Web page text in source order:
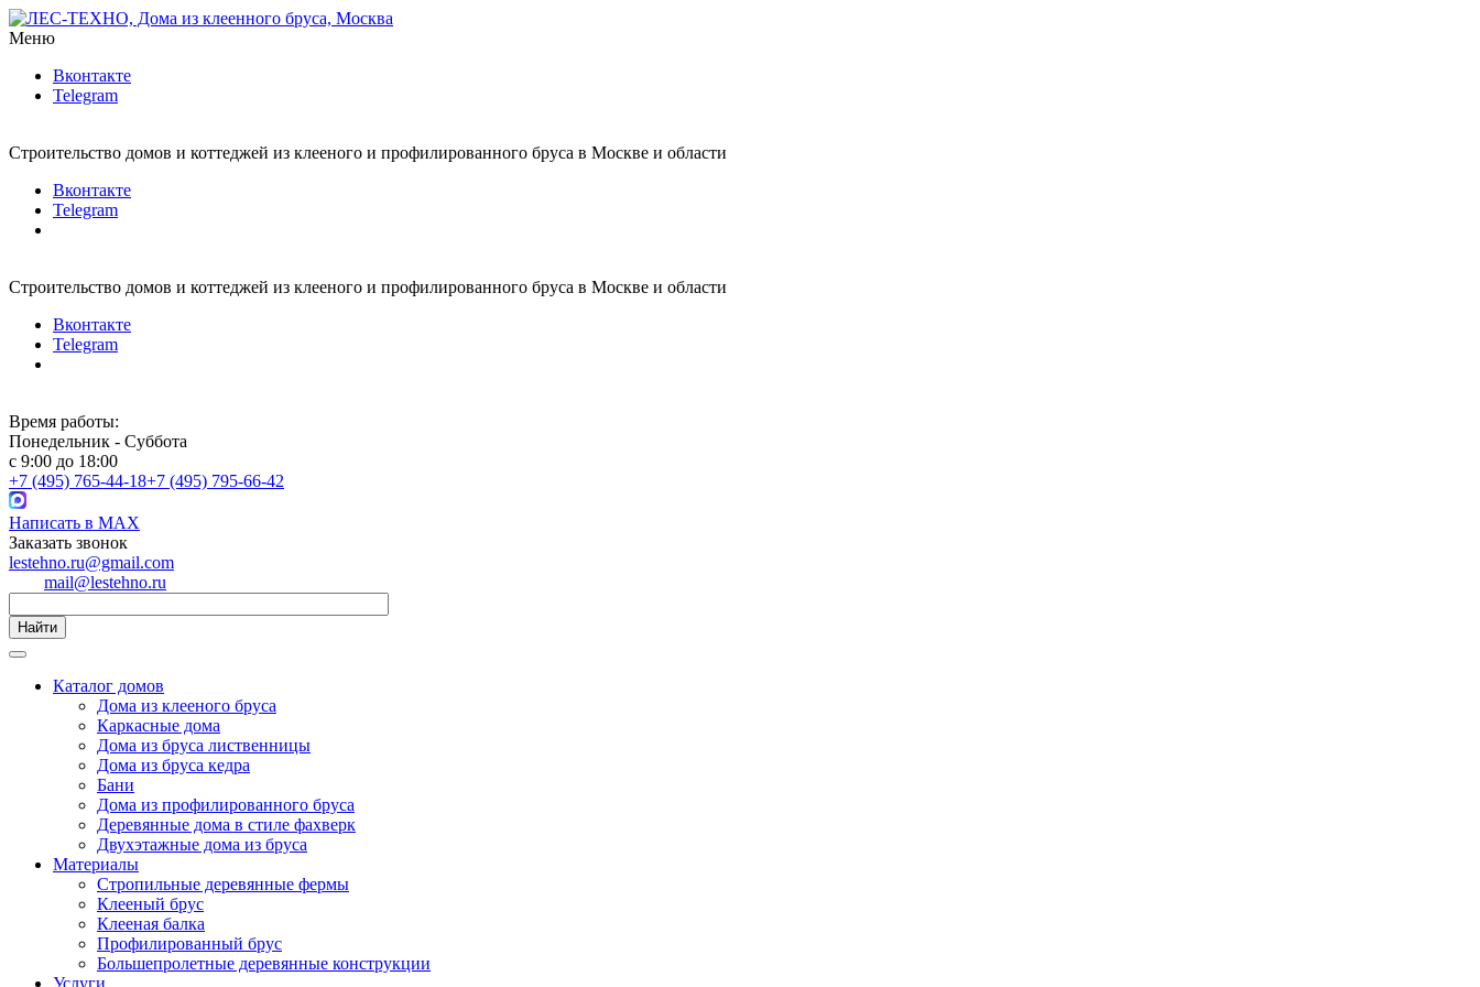
Меню
Вконтакте
Telegram
Строительство домов и коттеджей из клееного и профилированного бруса в Москве и области
Вконтакте
Telegram
Строительство домов и коттеджей из клееного и профилированного бруса в Москве и области
Вконтакте
Telegram
Время работы:
Понедельник - Суббота
с 9:00 до 18:00
+7 (495) 765-44-18+7 (495) 795-66-42
Написать в MAX
Заказать звонок
lestehno.ru@gmail.com
mail@lestehno.ru
Найти
Каталог домов
Дома из клееного бруса
Каркасные дома
Дома из бруса лиственницы
Дома из бруса кедра
Бани
Дома из профилированного бруса
Деревянные дома в стиле фахверк
Двухэтажные дома из бруса
Материалы
Стропильные деревянные фермы
Клееный брус
Клееная балка
Профилированный брус
Большепролетные деревянные конструкции
Услуги